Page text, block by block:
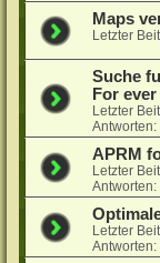
Maps
Letzter
Suche
For ever
Letzter
Antworten:
APRM
Letzter
Antworten:
Letzter
Antworten: